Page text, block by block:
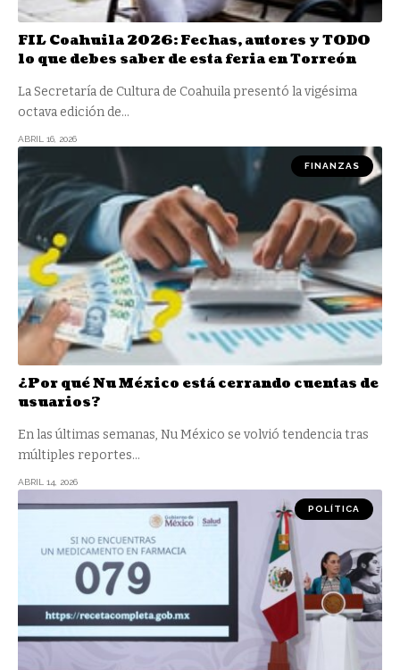
FIL Coahuila 2026: Fechas, autores y TODO
lo que debes saber de esta feria en Torreón
La Secretaría de Cultura de Coahuila presentó la vigésima
octava edición de…
ABRIL 16, 2026
FINANZAS
¿Por qué Nu México está cerrando cuentas de
usuarios?
En las últimas semanas, Nu México se volvió tendencia tras
múltiples reportes…
ABRIL 14, 2026
POLÍTICA